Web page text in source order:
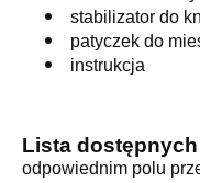
stabilizator do
patyczek do
instrukcja
Lista
odpowiednim polu